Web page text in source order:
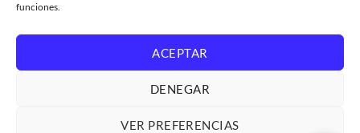
funciones.
ACEPTAR
DENEGAR
VER PREFERENCIAS
Express
Skrill
Western
SOPORTE DE VENTA
SOLICITUD DE FACTURACIÓN